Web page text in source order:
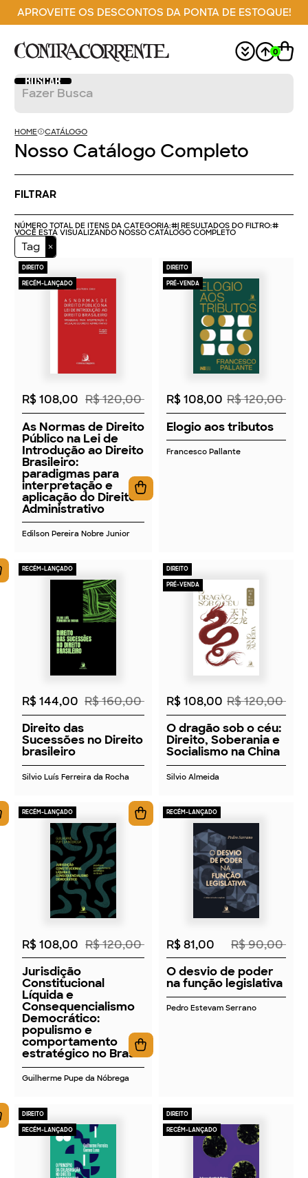
APROVEITE OS DESCONTOS DA PONTA DE ESTOQUE!
0
HOME CATÁLOGO
Nosso Catálogo Completo
FILTRAR
NÚMERO TOTAL DE ITENS DA CATEGORIA:#| RESULTADOS DO FILTRO:#
VOCÊ ESTÁ VISUALIZANDO NOSSO CATÁLOGO COMPLETO
Tag
DIREITO
RECÉM-LANÇADO
2026
R$ 108,00 R$ 120,00
As Normas de Direito
Público na Lei de
Introdução ao Direito
Brasileiro:
paradigmas para
interpretação e
aplicação do Direito
Administrativo
Edilson Pereira Nobre Junior
DIREITO
PRÉ-VENDA
2026
R$ 108,00 R$ 120,00
Elogio aos tributos
Francesco Pallante
RECÉM-LANÇADO
R$ 144,00 R$ 160,00
Direito das
Sucessões no Direito
brasileiro
Silvio Luís Ferreira da Rocha
DIREITO
PRÉ-VENDA
2026
R$ 108,00 R$ 120,00
O dragão sob o céu:
Direito, Soberania e
Socialismo na China
Silvio Almeida
RECÉM-LANÇADO
2026
R$ 108,00 R$ 120,00
Jurisdição
Constitucional
Líquida e
Consequencialismo
Democrático:
populismo e
comportamento
estratégico no Brasil
Guilherme Pupe da Nóbrega
RECÉM-LANÇADO
2026
R$ 81,00
R$ 90,00
O desvio de poder
na função legislativa
Pedro Estevam Serrano
DIREITO
RECÉM-LANÇADO
2026
DIREITO
RECÉM-LANÇADO
2026